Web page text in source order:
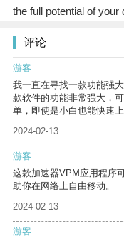
the full potential of your
评论
游客
我一直在寻找一款功能强
款软件的功能非常强大，
单，即使是小白也能快速上
2024-02-13
游客
这款加速器VPM应用程序
助你在网络上自由移动。
2024-02-13
游客